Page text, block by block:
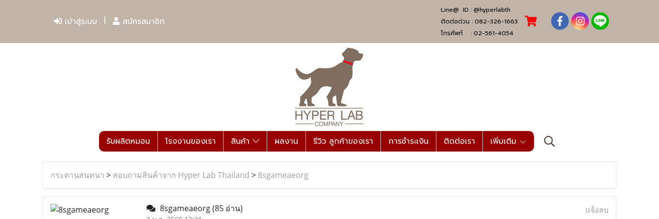
เข้าสู่ระบบ สมัครสมาชิก
Line@ ID : @hyperlabth
ติดต่อด่วน : 082-326-1663
โทรศัพท์ : 02-561-4054
รับผลิตหมอน โรงงานของเรา สินค้า ผลงาน รีวิว ลูกค้าของเรา การชำระเงิน ติดต่อเรา เพิ่มเติม
กระดานสนทนา > สอบถามสินค้าจาก Hyper Lab Thailand > 8sgameaeorg
8sgameaeorg(85 อ่าน) แจ้งลบ